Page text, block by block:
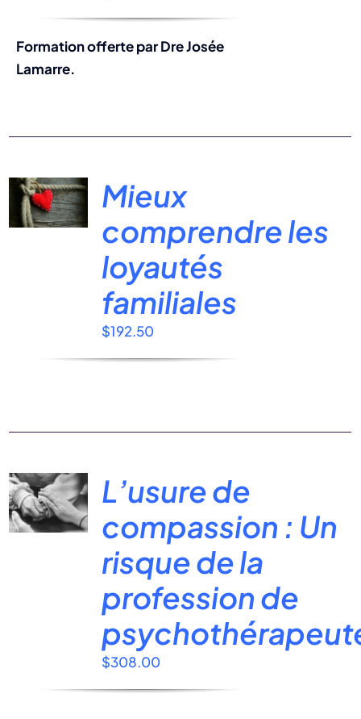
Formation offerte par Dre Josée
Lamarre.
Mieux
comprendre les
loyautés
familiales
$192.50
L’usure de
compassion : Un
risque de la
profession de
$308.00